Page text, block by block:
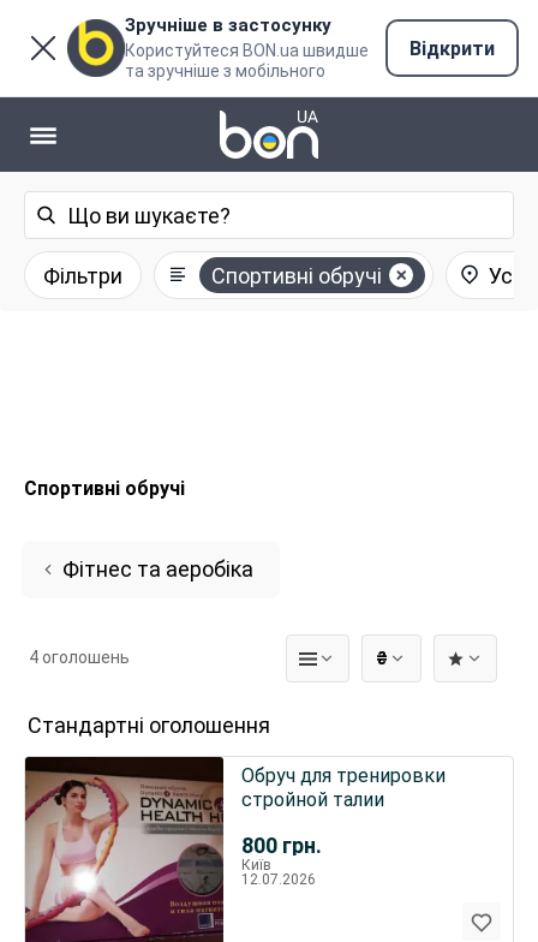
Зручніше в застосунку
Користуйтеся BON.ua швидше
та зручніше з мобільного
Відкрити
Фільтри Спортивні обручі Усі
Спортивні обручі
Фітнес та аеробіка
₴
4 оголошень
Стандартні оголошення
800 грн.
Обруч для тренировки
стройной талии
Київ
12.07.2026